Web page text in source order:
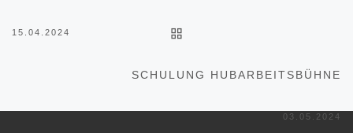
15.04.2024
SCHULUNG HUBARBEITSBÜHNE
03.05.2024